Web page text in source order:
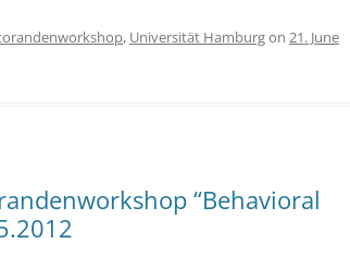
, Universität Hamburgon 21. June
“Behavioral